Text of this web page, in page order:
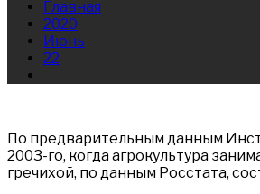
Главная
2020
Июнь
22
По предварительным данным
2003-го, когда агрокультура
гречихой, по данным Росстата,